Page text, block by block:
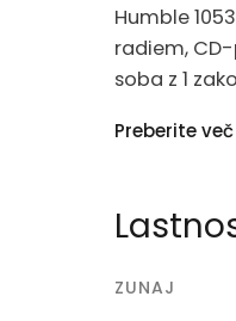
Humble
radiem,
soba z 1
(doplačilo).
parcela
ne
Preberite
ZUNAJ